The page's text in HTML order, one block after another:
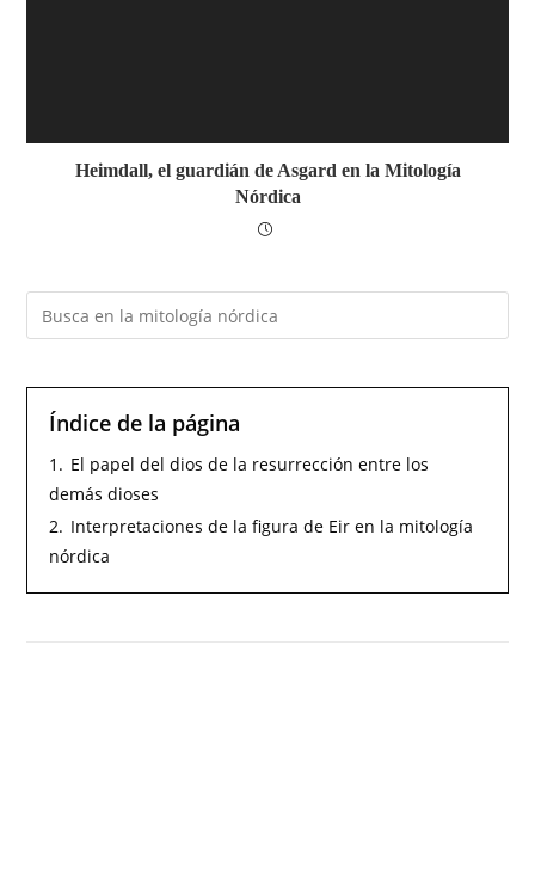
Heimdall, el guardián de Asgard en la Mitología
Nórdica
Índice de la página
1. El papel del dios de la resurrección entre los
demás dioses
2. Interpretaciones de la figura de Eir en la mitología
nórdica